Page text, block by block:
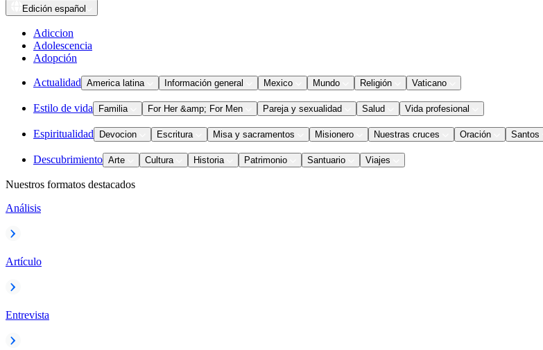
Edición español
Adiccion
Adolescencia
Adopción
Actualidad America latina Información general Mexico Mundo Religión Vaticano
Estilo de vida Familia For Her &amp; For Men Pareja y sexualidad Salud Vida profesional
Espiritualidad Devocion Escritura Misa y sacramentos Misionero Nuestras cruces Oración Santos
Descubrimiento Arte Cultura Historia Patrimonio Santuario Viajes
Nuestros formatos destacados
Análisis
Artículo
Entrevista